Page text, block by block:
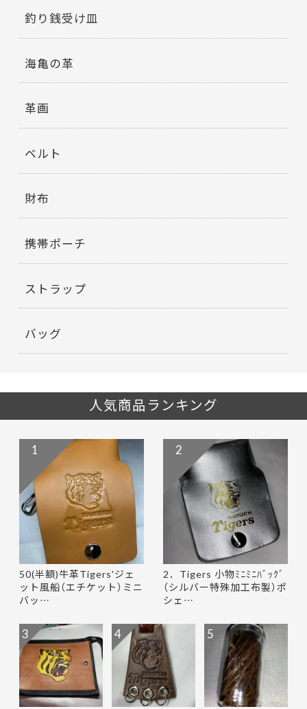
釣り銭受け皿
海亀の革
革画
ベルト
財布
携帯ポーチ
ストラップ
バッグ
人気商品ランキング
50(半額)牛革Tigers'ジェ
ット風船（エチケット）ミニ
バッ…
1
2．Tigers 小物ﾐﾆﾐﾆﾊﾞｯｸﾞ
（シルバー特殊加工布製）ポ
シェ…
2
3 4 5